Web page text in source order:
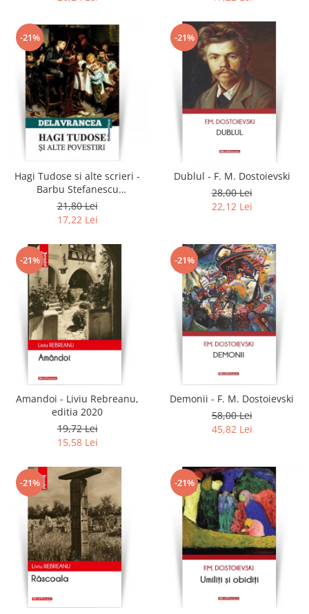
-21%
Hagi Tudose si alte scrieri -
Barbu Stefanescu
Delavrancea
21,80 Lei
17,22 Lei
-21%
Dublul - F. M. Dostoievski
28,00 Lei
22,12 Lei
-21%
Amandoi - Liviu Rebreanu,
editia 2020
19,72 Lei
15,58 Lei
-21%
Demonii - F. M. Dostoievski
58,00 Lei
45,82 Lei
-21% -21%